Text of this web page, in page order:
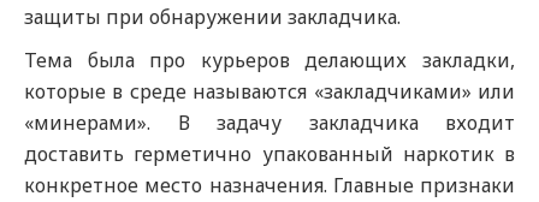
защиты при обнаружении закладчика.
Тема была про курьеров делающих закладки,
которые в среде называются «закладчиками» или
«минерами». В задачу закладчика входит
доставить герметично упакованный наркотик в
конкретное место назначения. Главные признаки